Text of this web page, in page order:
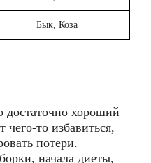
Бык, Коза
достаточно хороший
то избавиться,
потери.
начала диеты,